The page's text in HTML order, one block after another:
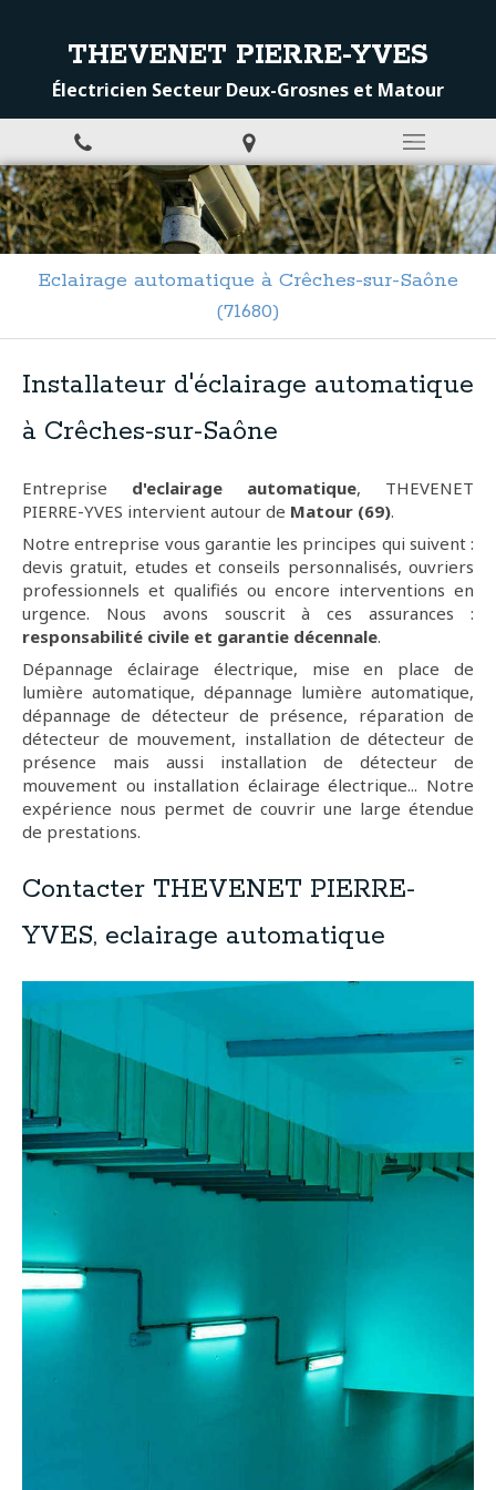
THEVENET PIERRE-YVES
Électricien Secteur Deux-Grosnes et Matour
Eclairage automatique à Crêches-sur-Saône
(71680)
Installateur d'éclairage automatique
à Crêches-sur-Saône
Entreprise d'eclairage automatique, THEVENET
PIERRE-YVES intervient autour de Matour (69).
Notre entreprise vous garantie les principes qui suivent :
devis gratuit, etudes et conseils personnalisés, ouvriers
professionnels et qualifiés ou encore interventions en
urgence. Nous avons souscrit à ces assurances :
responsabilité civile et garantie décennale.
Dépannage éclairage électrique, mise en place de
lumière automatique, dépannage lumière automatique,
dépannage de détecteur de présence, réparation de
détecteur de mouvement, installation de détecteur de
présence mais aussi installation de détecteur de
mouvement ou installation éclairage électrique... Notre
expérience nous permet de couvrir une large étendue
de prestations.
Contacter THEVENET PIERRE-
YVES, eclairage automatique